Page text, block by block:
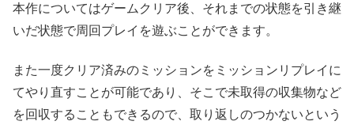
本作についてはゲームクリア後、それまでの状態を引き継
いだ状態で周回プレイを遊ぶことができます。
また一度クリア済みのミッションをミッションリプレイに
てやり直すことが可能であり、そこで未取得の収集物など
を回収することもできるので、取り返しのつかないという